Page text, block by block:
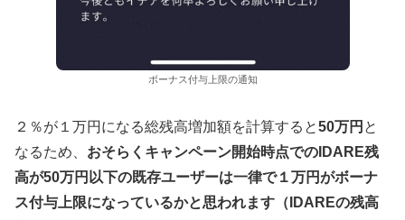
ボーナス付与上限の通知
２％が１万円になる総残高増加額を計算すると50万円 と
なるため、 おそらくキャンペーン開始時点でのIDARE残
高が50万円以下の既存ユーザーは一律で１万円がボーナ
ス付与上限になっているかと思われます（IDAREの残高